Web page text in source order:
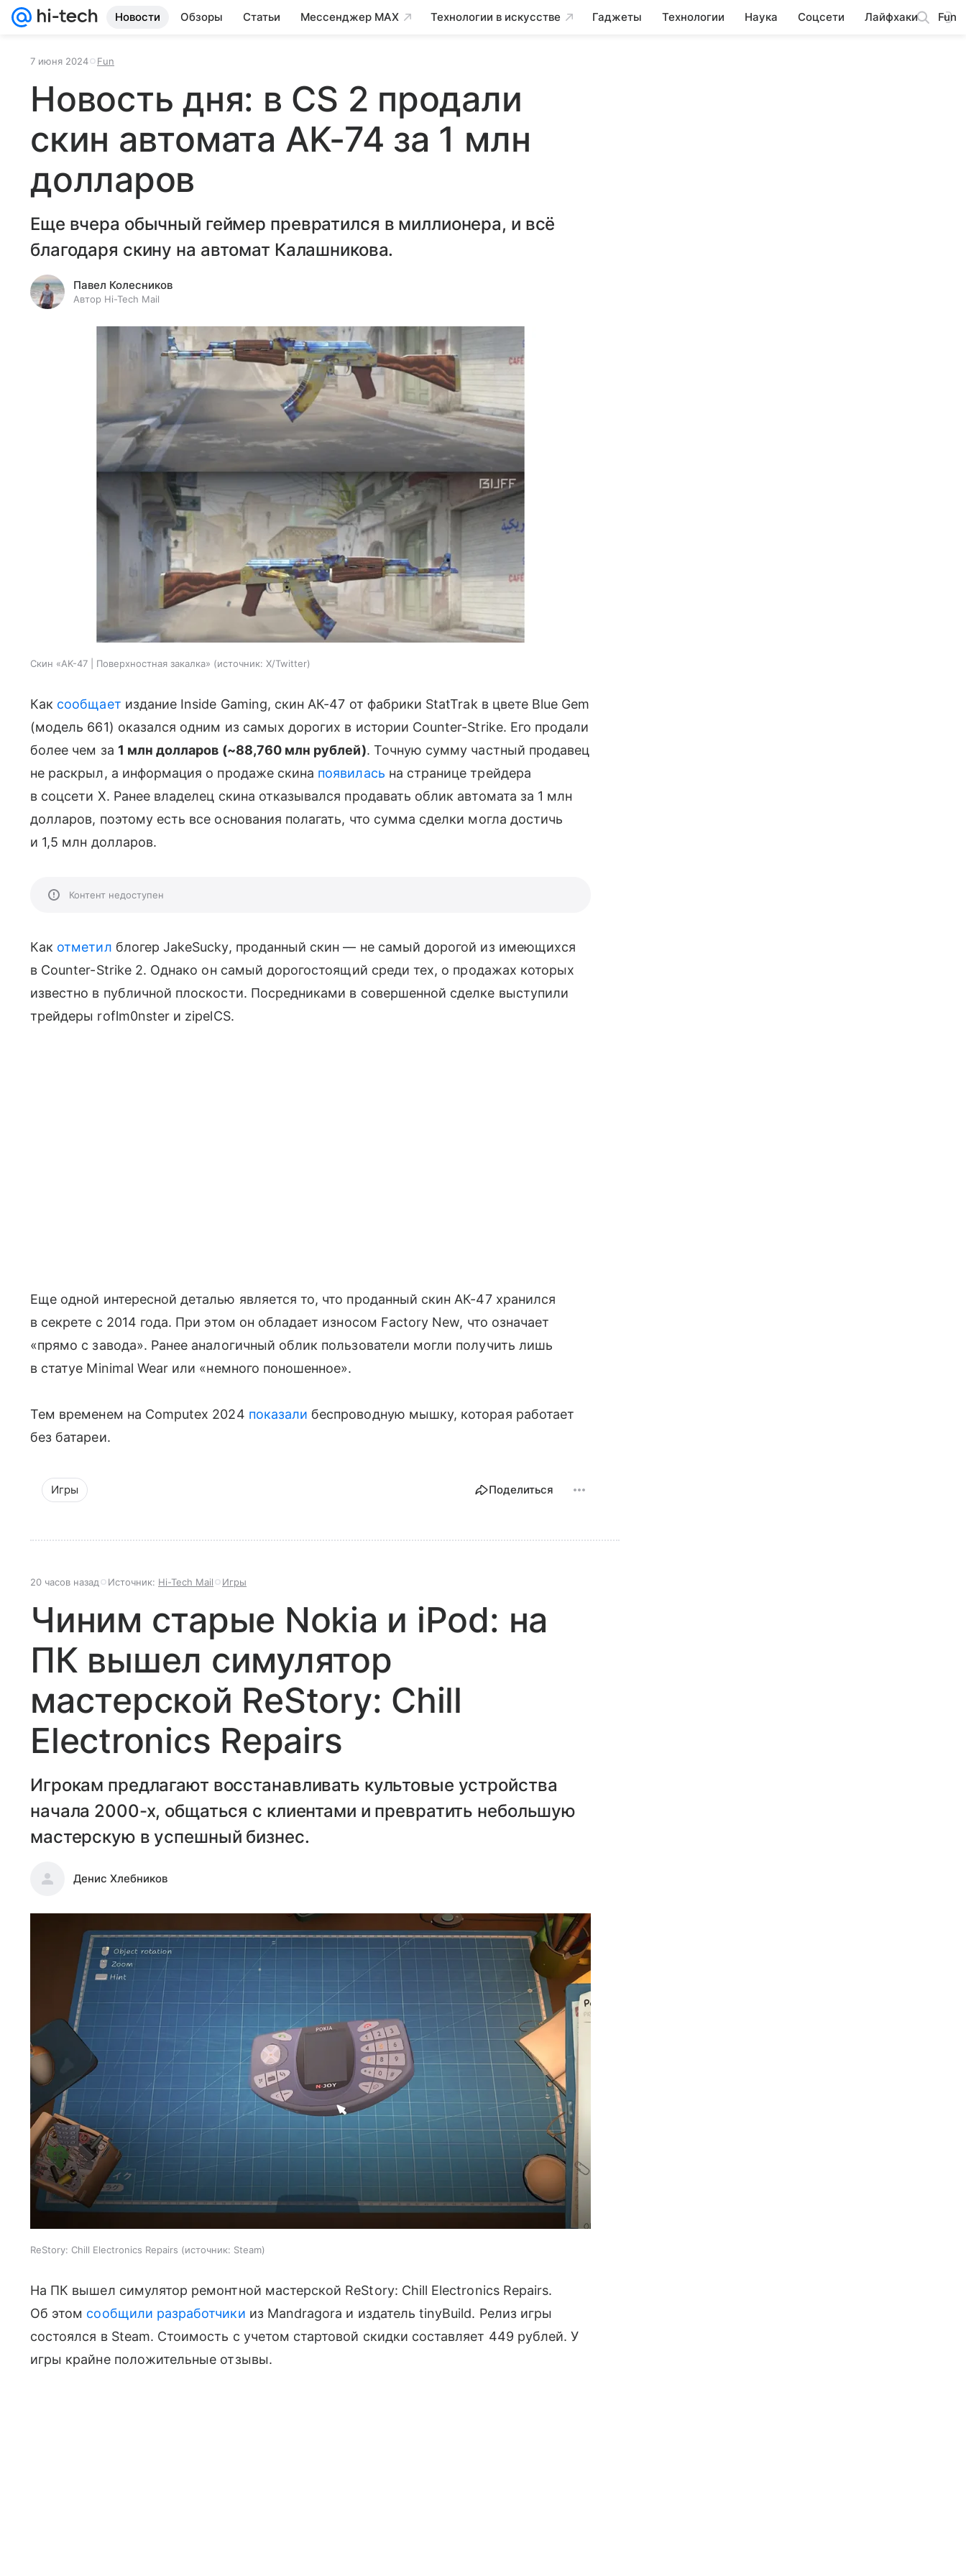
Новости Обзоры Статьи Мессенджер MAX Технологии в искусстве Гаджеты Технологии Наука Соцсети Лайфхаки Fun
7 июня 2024 Fun
Новость дня: в CS 2 продали
скин автомата AK-74 за 1 млн
долларов
Еще вчера обычный геймер превратился в миллионера, и всё
благодаря скину на автомат Калашникова.
Павел Колесников
Автор Hi-Tech Mail
Скин «AK-47 | Поверхностная закалка» источник: X/Twitter
Как сообщает издание Inside Gaming, скин АК-47 от фабрики StatTrak в цвете Blue Gem
(модель 661) оказался одним из самых дорогих в истории Counter-Strike. Его продали
более чем за 1 млн долларов (~88,760 млн рублей). Точную сумму частный продавец
не раскрыл, а информация о продаже скина появилась на странице трейдера
в соцсети X. Ранее владелец скина отказывался продавать облик автомата за 1 млн
долларов, поэтому есть все основания полагать, что сумма сделки могла достичь
и 1,5 млн долларов.
Контент недоступен
Как отметил блогер JakeSucky, проданный скин — не самый дорогой из имеющихся
в Counter-Strike 2. Однако он самый дорогостоящий среди тех, о продажах которых
известно в публичной плоскости. Посредниками в совершенной сделке выступили
трейдеры roflm0nster и zipelCS.
Еще одной интересной деталью является то, что проданный скин АК-47 хранился
в секрете с 2014 года. При этом он обладает износом Factory New, что означает
«прямо с завода». Ранее аналогичный облик пользователи могли получить лишь
в статуе Minimal Wear или «немного поношенное».
Тем временем на Computex 2024 показали беспроводную мышку, которая работает
без батареи.
Игры Поделиться
20 часов назад Источник: Hi-Tech Mail Игры
Чиним старые Nokia и iPod: на
ПК вышел симулятор
мастерской ReStory: Chill
Electronics Repairs
Игрокам предлагают восстанавливать культовые устройства
начала 2000-х, общаться с клиентами и превратить небольшую
мастерскую в успешный бизнес.
Денис Хлебников
ReStory: Chill Electronics Repairs источник: Steam
На ПК вышел симулятор ремонтной мастерской ReStory: Chill Electronics Repairs.
Об этом сообщили разработчики из Mandragora и издатель tinyBuild. Релиз игры
состоялся в Steam. Стоимость с учетом стартовой скидки составляет 449 рублей. У
игры крайне положительные отзывы.